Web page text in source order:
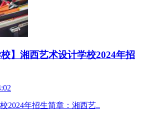
校】湘西艺术设计学校2024年招
2024年招生简章：湘西艺..